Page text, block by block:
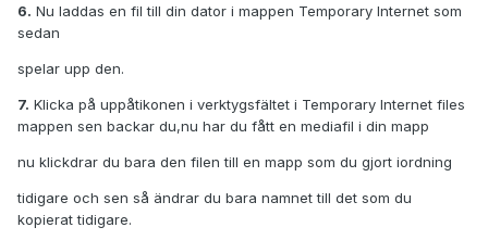
6. Nu laddas en fil till din dator i mappen Temporary Internet som
sedan
spelar upp den.
7. Klicka på uppåtikonen i verktygsfältet i Temporary Internet files
mappen sen backar du,nu har du fått en mediafil i din mapp
nu klickdrar du bara den filen till en mapp som du gjort iordning
tidigare och sen så ändrar du bara namnet till det som du
kopierat tidigare.